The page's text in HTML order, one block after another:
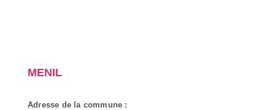
MENIL
Adresse de la commune :